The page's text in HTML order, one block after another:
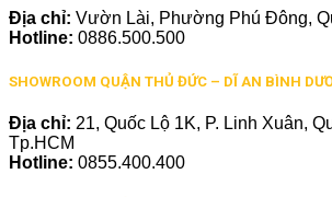
Địa chỉ: Vườn Lài, Phường Phú Đông,
Hotline: 0886.500.500
SHOWROOM QUẬN THỦ ĐỨC – DĨ AN BÌNH
Địa chỉ: 21, Quốc Lộ 1K, P. Linh Xuân,
Tp.HCM
Hotline: 0855.400.400